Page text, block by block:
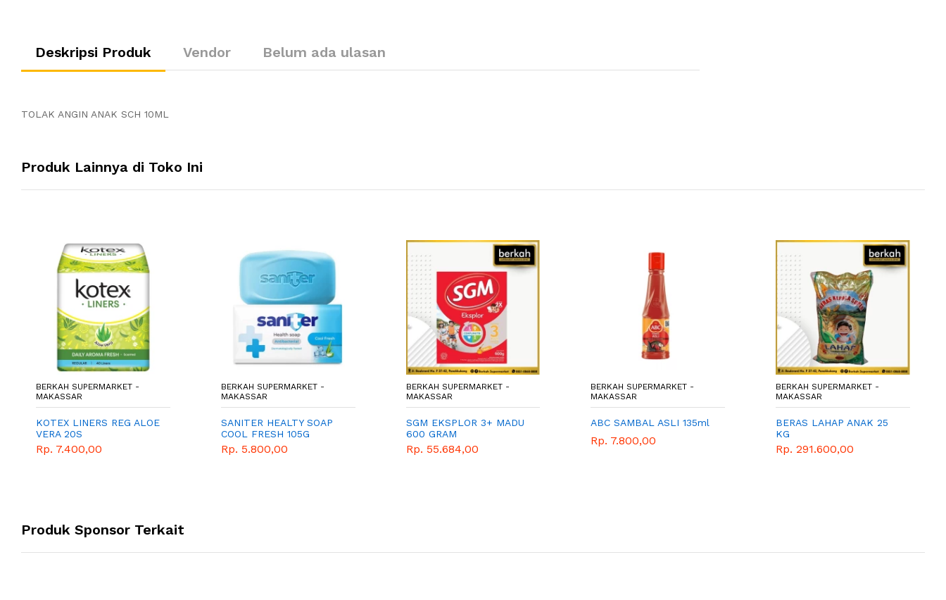
Deskripsi Produk Vendor Belum ada ulasan
TOLAK ANGIN ANAK SCH 10ML
Produk Lainnya di Toko Ini
BERKAH SUPERMARKET -
MAKASSAR
KOTEX LINERS REG ALOE
VERA 20S
Rp. 7.400,00
BERKAH SUPERMARKET -
MAKASSAR
SANITER HEALTY SOAP
COOL FRESH 105G
Rp. 5.800,00
BERKAH SUPERMARKET -
MAKASSAR
SGM EKSPLOR 3+ MADU
600 GRAM
Rp. 55.684,00
BERKAH SUPERMARKET -
MAKASSAR
ABC SAMBAL ASLI 135ml
Rp. 7.800,00
BERKAH SUPERMARKET -
MAKASSAR
BERAS LAHAP ANAK 25
KG
Rp. 291.600,00
Produk Sponsor Terkait